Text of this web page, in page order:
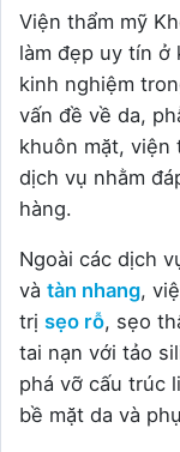
Viện thẩm mỹ
làm đẹp uy tín ở
kinh nghiệm
vấn đề về da,
khuôn mặt, viện
dịch vụ nhằm
hàng.
Ngoài các dịch
và tàn nhang,
trị sẹo rỗ, sẹo
tai nạn với tảo
phá vỡ cấu trúc
bề mặt da và